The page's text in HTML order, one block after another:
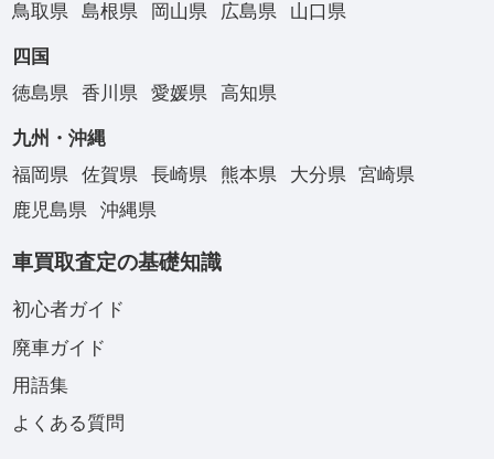
鳥取県
島根県 岡山県 広島県 山口県
四国
徳島県
香川県 愛媛県 高知県
九州・沖縄
福岡県
佐賀県 長崎県 熊本県 大分県
宮崎県
鹿児島県
沖縄県
車買取査定の基礎知識
初心者ガイド
廃車ガイド
用語集
よくある質問